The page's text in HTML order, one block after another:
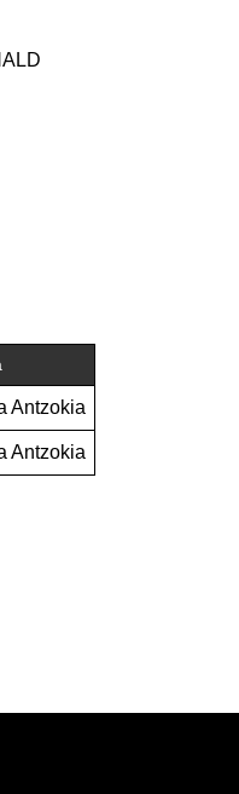
Antzokia
Antzokia